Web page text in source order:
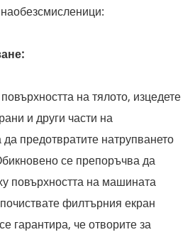
обезсмисленици:
на тялото, изцедете
и други части на
предотвратите натрупването
се препоръчва да
повърхността на машината
филтърния екран
гарантира, че отворите за